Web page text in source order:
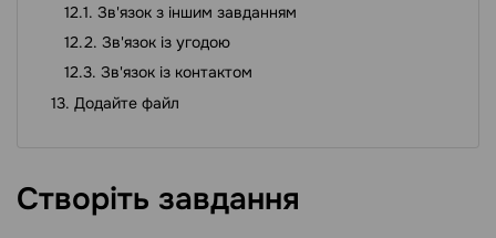
Зв'язок з іншим завданням
Зв'язок із угодою
Зв'язок із контактом
Додайте файл
Створіть завдання